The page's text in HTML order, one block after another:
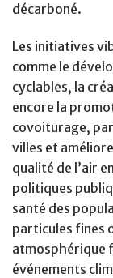
décarboné.
Les initiatives
comme le
cyclables, la
encore la
covoiturage,
villes et
qualité de l’air
politiques
santé des
particules fines
atmosphérique
événements